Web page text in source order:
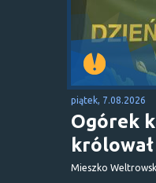
piątek, 7.08.2026
Ogórek
królował
Mieszko